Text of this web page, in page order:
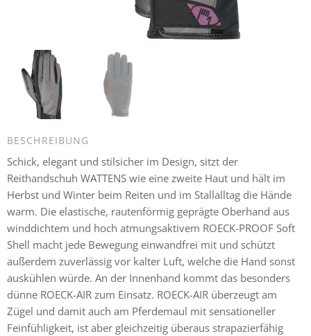
BESCHREIBUNG
Schick, elegant und stilsicher im Design, sitzt der
Reithandschuh WATTENS wie eine zweite Haut und hält im
Herbst und Winter beim Reiten und im Stallalltag die Hände
warm. Die elastische, rautenförmig geprägte Oberhand aus
winddichtem und hoch atmungsaktivem ROECK-PROOF Soft
Shell macht jede Bewegung einwandfrei mit und schützt
außerdem zuverlässig vor kalter Luft, welche die Hand sonst
auskühlen würde. An der Innenhand kommt das besonders
dünne ROECK-AIR zum Einsatz. ROECK-AIR überzeugt am
Zügel und damit auch am Pferdemaul mit sensationeller
Feinfühligkeit, ist aber gleichzeitig überaus strapazierfähig